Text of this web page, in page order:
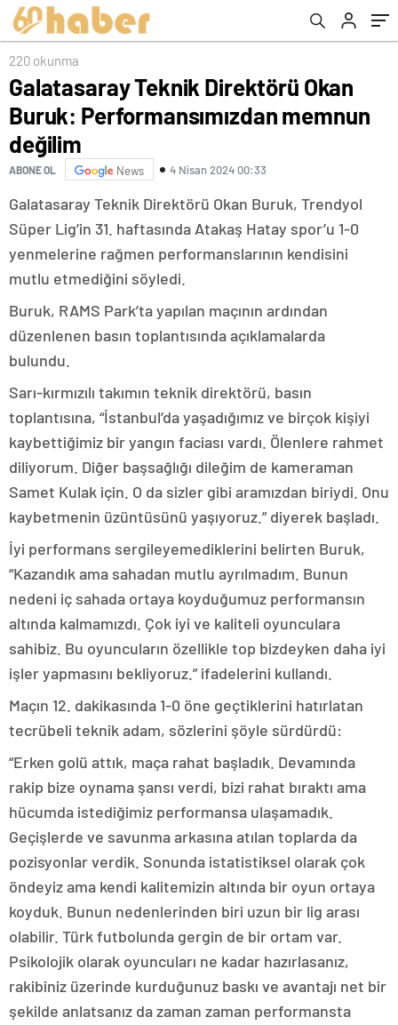
220 okunma
Galatasaray Teknik Direktörü Okan
Buruk: Performansımızdan memnun
değilim
ABONE OL News 4 Nisan 2024 00:33
Galatasaray Teknik Direktörü Okan Buruk, Trendyol
Süper Lig’in 31. haftasında Atakaş Hatay spor’u 1-0
yenmelerine rağmen performanslarının kendisini
mutlu etmediğini söyledi.
Buruk, RAMS Park’ta yapılan maçının ardından
düzenlenen basın toplantısında açıklamalarda
bulundu.
Sarı-kırmızılı takımın teknik direktörü, basın
toplantısına, “İstanbul’da yaşadığımız ve birçok kişiyi
kaybettiğimiz bir yangın faciası vardı. Ölenlere rahmet
diliyorum. Diğer başsağlığı dileğim de kameraman
Samet Kulak için. O da sizler gibi aramızdan biriydi. Onu
kaybetmenin üzüntüsünü yaşıyoruz.” diyerek başladı.
İyi performans sergileyemediklerini belirten Buruk,
“Kazandık ama sahadan mutlu ayrılmadım. Bunun
nedeni iç sahada ortaya koyduğumuz performansın
altında kalmamızdı. Çok iyi ve kaliteli oyunculara
sahibiz. Bu oyuncuların özellikle top bizdeyken daha iyi
işler yapmasını bekliyoruz.” ifadelerini kullandı.
Maçın 12. dakikasında 1-0 öne geçtiklerini hatırlatan
tecrübeli teknik adam, sözlerini şöyle sürdürdü:
“Erken golü attık, maça rahat başladık. Devamında
rakip bize oynama şansı verdi, bizi rahat bıraktı ama
hücumda istediğimiz performansa ulaşamadık.
Geçişlerde ve savunma arkasına atılan toplarda da
pozisyonlar verdik. Sonunda istatistiksel olarak çok
öndeyiz ama kendi kalitemizin altında bir oyun ortaya
koyduk. Bunun nedenlerinden biri uzun bir lig arası
olabilir. Türk futbolunda gergin de bir ortam var.
Psikolojik olarak oyuncuları ne kadar hazırlasanız,
rakibiniz üzerinde kurduğunuz baskı ve avantajı net bir
şekilde anlatsanız da zaman zaman performansta